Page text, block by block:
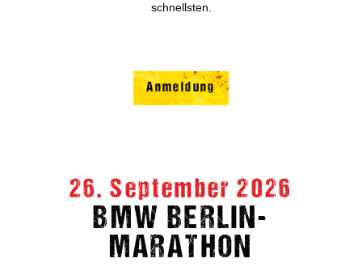
schnellsten.
Anmeldung
26. September 2026
BMW BERLIN-
MARATHON